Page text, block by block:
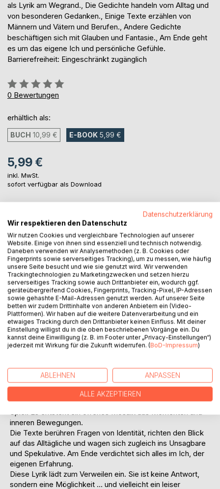
als Lyrik am Wegrand., Die Gedichte handeln vom Alltag und
von besonderen Gedanken., Einige Texte erzählen von
Männern und Vätern und Berufen., Andere Gedichte
beschäftigen sich mit Glauben und Fantasie., Am Ende geht
es um das eigene Ich und persönliche Gefühle.
Barrierefreiheit: Eingeschränkt zugänglich
Bewertung::
0%
0 Bewertungen
erhältlich als:
BUCH 10,99 € E-BOOK 5,99 €
5,99 €
inkl. MwSt.
sofort verfügbar als Download
IN DEN WARENKORB
Auf die Merkliste
Titel bewerten
BESCHREIBUNG
Wegrand stehen leise am Rand unserer Wege; offen,
unscheinbar und doch voller Tiefe für jene, die innehalten.
Dieses Buch vereint vielfältige Themen zwischen Alltag
und Staunen, persönlichen Reflexionen und gedanklichem
inneren Bewegungen.
Die Texte berühren Fragen von Identität, richten den Blick
auf das Alltägliche und wagen sich zugleich ins Unsagbare
und Spekulative. Am Ende verdichtet sich alles im Ich, der
eigenen Erfahrung.
Diese Lyrik lädt zum Verweilen ein. Sie ist keine Antwort,
sondern eine Möglichkeit ... und vielleicht ein leiser
Datenschutzerklärung
Wir respektieren den Datenschutz
Wir nutzen Cookies und vergleichbare Technologien auf unserer
Website. Einige von ihnen sind essenziell und technisch notwendig.
Daneben verwenden wir Analysemethoden (z. B. Cookies oder
Fingerprints sowie serverseitiges Tracking), um zu messen, wie häufig
unsere Seite besucht und wie sie genutzt wird. Wir verwenden
Trackingtechnologien zu Marketingzwecken und setzen hierzu
serverseitiges Tracking sowie auch Drittanbieter ein, wodurch ggf.
geräteübergreifend Cookies, Fingerprints, Tracking-Pixel, IP-Adressen
sowie gehashte E-Mail-Adressen genutzt werden. Auf unserer Seite
betten wir zudem Drittinhalte von anderen Anbietern ein (Video-
Plattformen). Wir haben auf die weitere Datenverarbeitung und ein
etwaiges Tracking durch den Drittanbieter keinen Einfluss. Mit deiner
Einstellung willigst du in die oben beschriebenen Vorgänge ein. Du
kannst deine Einwilligung (z. B. im Footer unter „Privacy-Einstellungen“)
jederzeit mit Wirkung für die Zukunft widerrufen. (BoD-Impressum)
ABLEHNEN ANPASSEN
ALLE AKZEPTIEREN